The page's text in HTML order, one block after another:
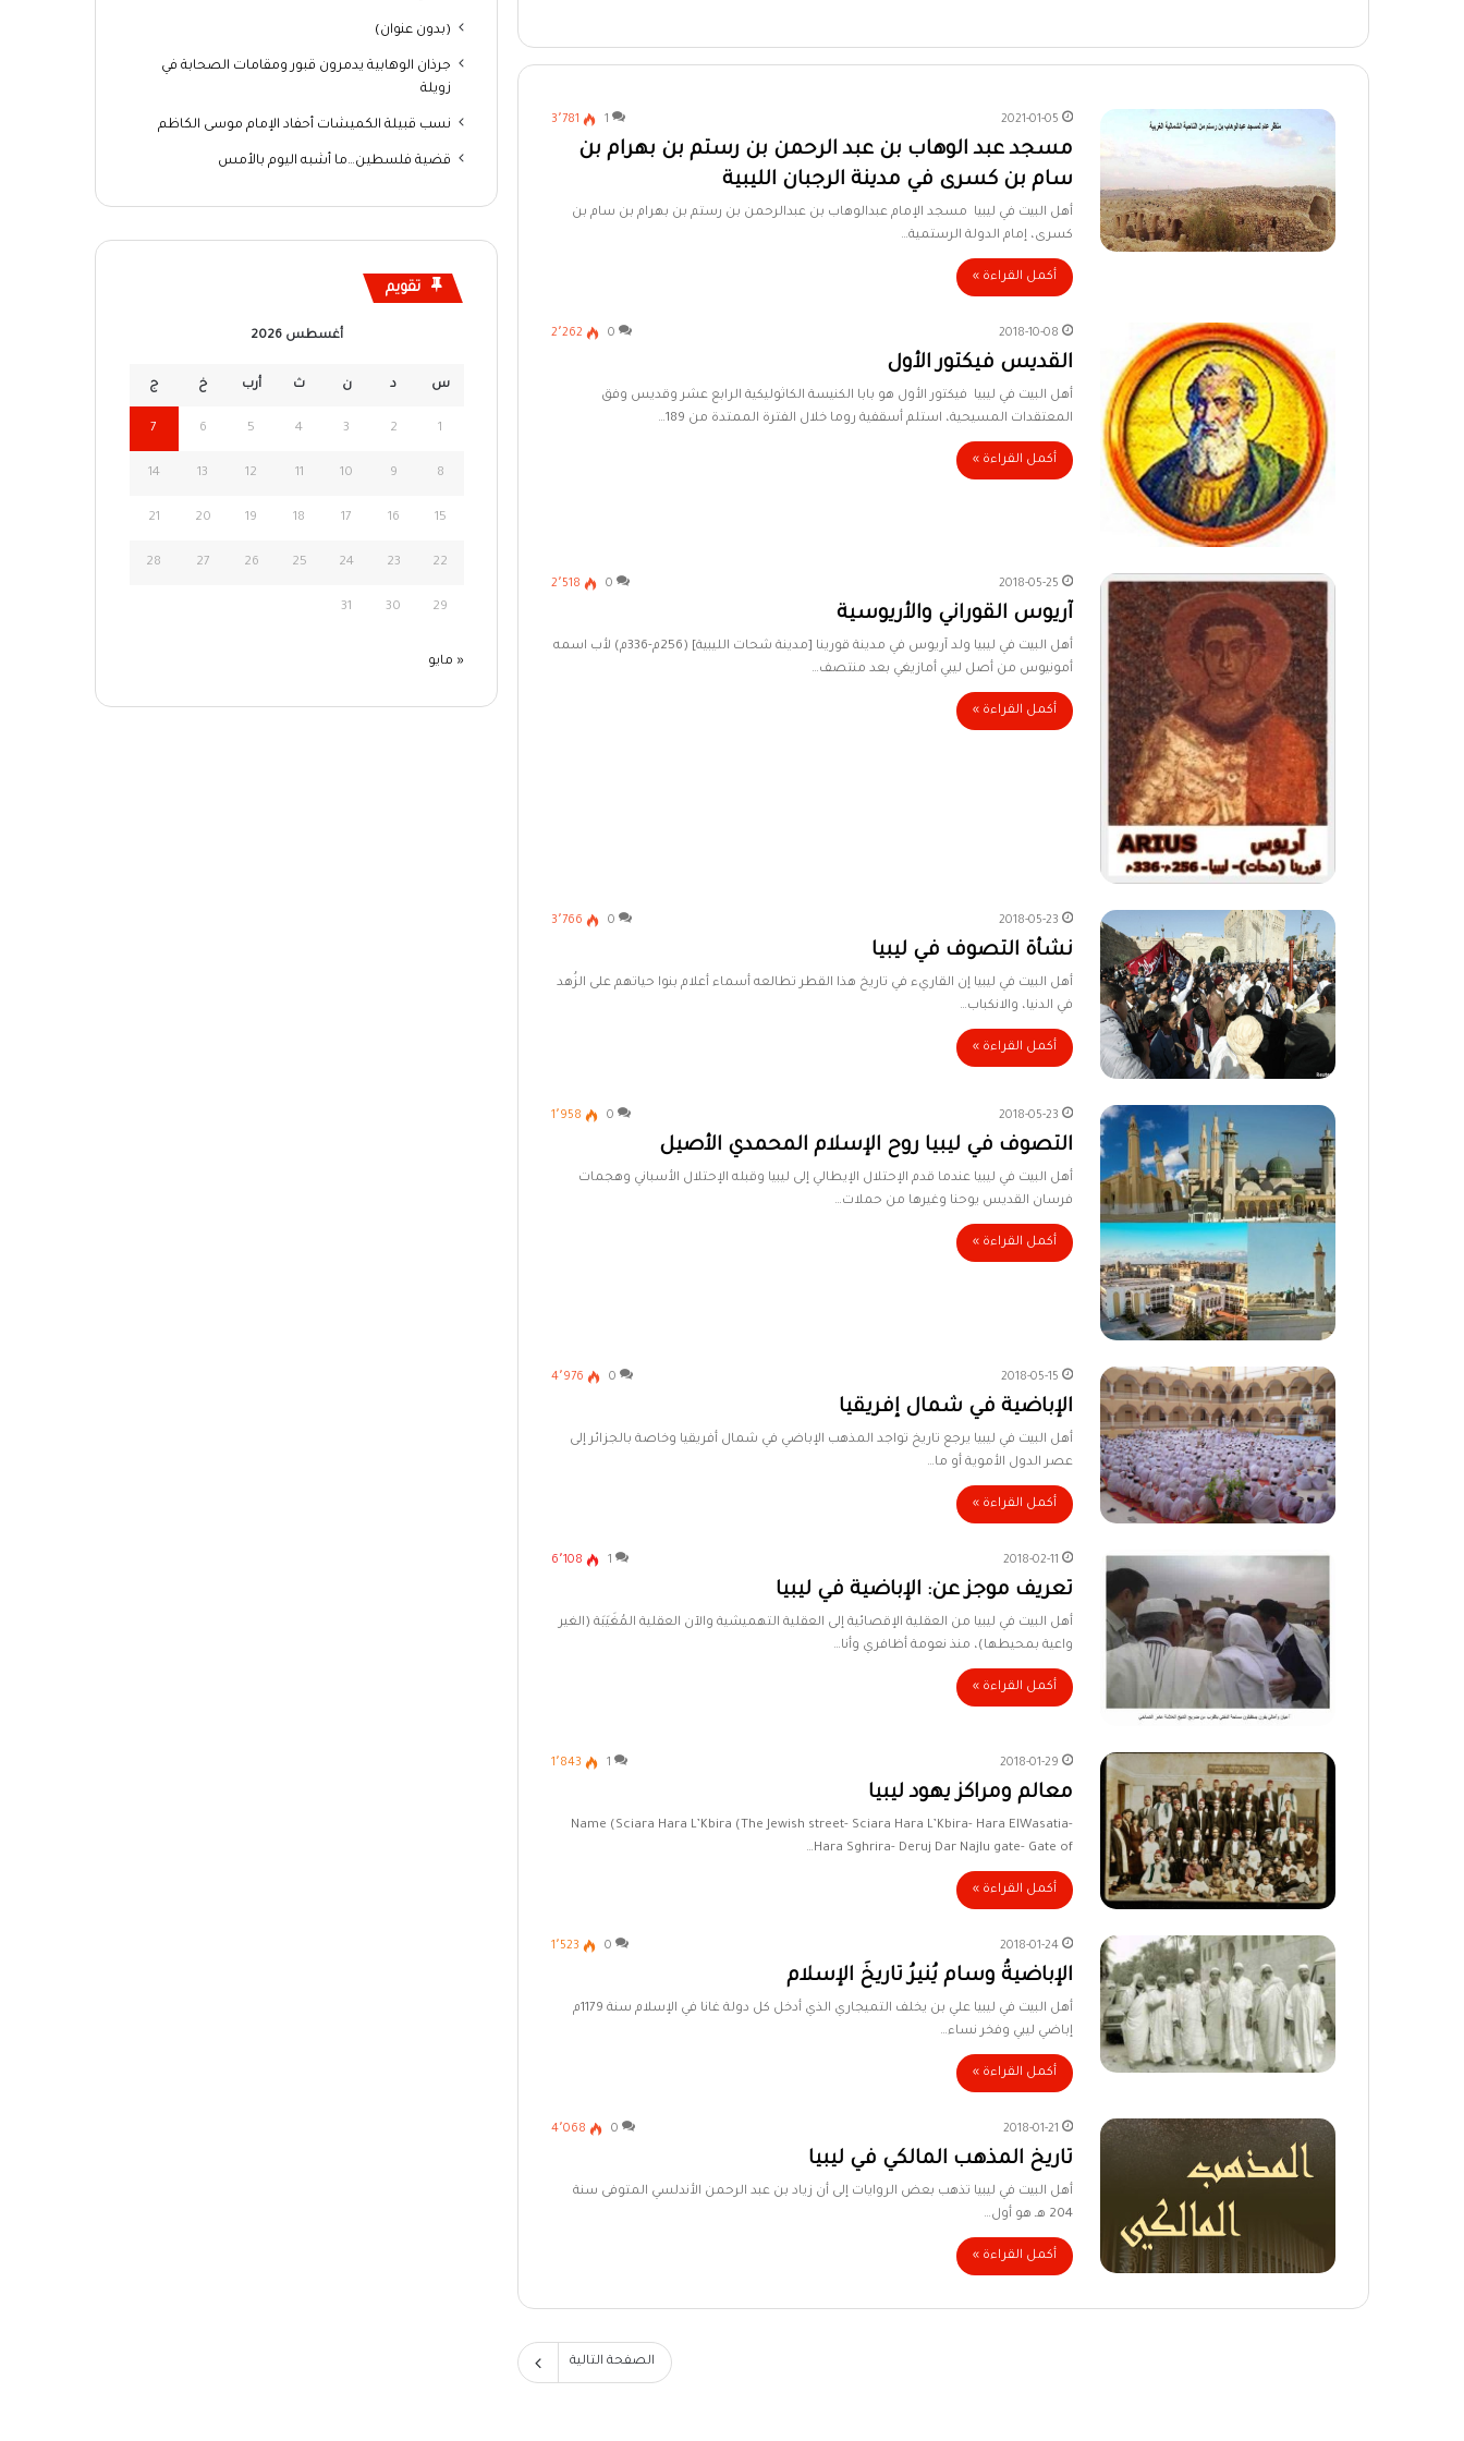
2021-01-05
1 3٬781
مسجد عبد الوهاب بن عبد الرحمن بن رستم بن بهرام بن
سام بن كسرى في مدينة الرجبان الليبية
أهل البيت في ليبيا مسجد الإمام عبدالوهاب بن عبدالرحمن بن رستم بن بهرام بن سام بن
كسرى، إمام الدولة الرستمية…
أكمل القراءة »
2018-10-08
0 2٬262
القديس فيكتور الأول
أهل البيت في ليبيا فيكتور الأول هو بابا الكنيسة الكاثوليكية الرابع عشر وقديس وفق
المعتقدات المسيحية، استلم أسقفية روما خلال الفترة الممتدة من 189…
أكمل القراءة »
2018-05-25
0 2٬518
آريوس القوراني والأريوسية
أهل البيت في ليبيا ولد آريوس في مدينة قورينا [مدينة شحات الليبية] (256م-336م) لأب اسمه
أمونيوس من أصل ليبي أمازيغي بعد منتصف…
أكمل القراءة »
2018-05-23
0 3٬766
نشأة التصوف في ليبيا
أهل البيت في ليبيا إن القاريء في تاريخ هذا القطر تطالعه أسماء أعلام بنوا حياتهم على الزُهد
في الدنيا، والانكباب…
أكمل القراءة »
2018-05-23
0 1٬958
التصوف في ليبيا روح الإسلام المحمدي الأصيل
أهل البيت في ليبيا عندما قدم الإحتلال الإيطالي إلى ليبيا وقبله الإحتلال الأسباني وهجمات
فرسان القديس يوحنا وغيرها من حملات…
أكمل القراءة »
2018-05-15
0 4٬976
الإباضية في شمال إفريقيا
أهل البيت في ليبيا يرجع تاريخ تواجد المذهب الإباضي في شمال أفريقيا وخاصة بالجزائر إلى
عصر الدول الأموية أو ما…
أكمل القراءة »
2018-02-11
1 6٬108
تعريف موجز عن: الإباضية في ليبيا
أهل البيت في ليبيا من العقلية الإقصائية إلى العقلية التهميشية والآن العقلية المُغَيَبَة (الغير
واعية بمحيطها)، منذ نعومة أظافري وأنا…
أكمل القراءة »
2018-01-29
1 1٬843
معالم ومراكز يهود ليبيا
Name (Sciara Hara L’Kbira (The Jewish street- Sciara Hara L’Kbira- Hara ElWasatia-
Hara Sghrira- Deruj Dar Najlu gate- Gate of…
أكمل القراءة »
2018-01-24
0 1٬523
الإباضيةُ وسام يُنيرُ تاريخَ الإسلام
أهل البيت في ليبيا علي بن يخلف التميجاري الذي أدخل كل دولة غانا في الإسلام سنة 1179م
إباضي ليبي وفخر نساء…
أكمل القراءة »
2018-01-21
0 4٬068
تاريخ المذهب المالكي في ليبيا
أهل البيت في ليبيا تذهب بعض الروايات إلى أن زياد بن عبد الرحمن الأندلسي المتوفى سنة
204 هـ هو أول…
أكمل القراءة »
الصفحة التالية
(بدون عنوان)
جرذان الوهابية يدمرون قبور ومقامات الصحابة في
زويلة
نسب قبيلة الكميشات أحفاد الإمام موسى الكاظم
قضية فلسطين…ما أشبه اليوم بالأمس
تقويم
أغسطس 2026
س د ن ث أرب خ ج
1
2
3
4
5
6
7
8
9
10
11
12
13
14
15
16
17
18
19
20
21
22
23
24
25
26
27
28
29
30
31
« مايو